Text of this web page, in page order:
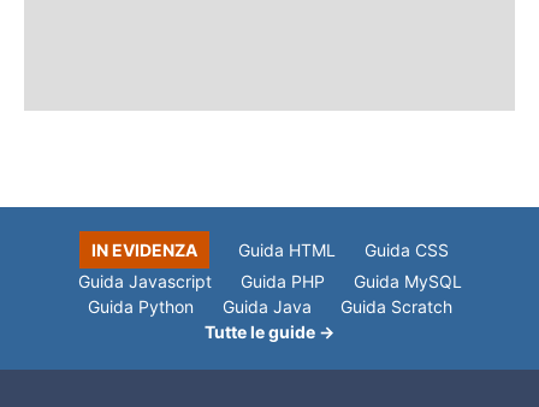
IN EVIDENZA Guida HTML
Guida CSS
Guida Javascript
Guida PHP
Guida MySQL
Guida Python
Guida Java
Guida Scratch
Tutte le guide →